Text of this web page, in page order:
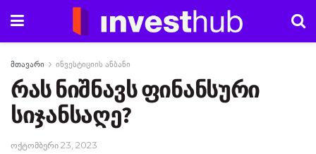
მთავარი ინვესტიციის ანბანი
რას ნიშნავს ფინანსური
სიჯანსაღე?
ოქტომბერი 23, 2023